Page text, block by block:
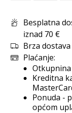
Besplatna
iznad 70 €
Brza
Plaćanje:
Kreditna
Ponuda -
općom